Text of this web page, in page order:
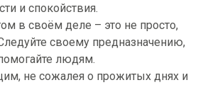
и спокойствия.
в своём деле – это не просто,
своему предназначению,
людям.
не сожалея о прожитых днях и